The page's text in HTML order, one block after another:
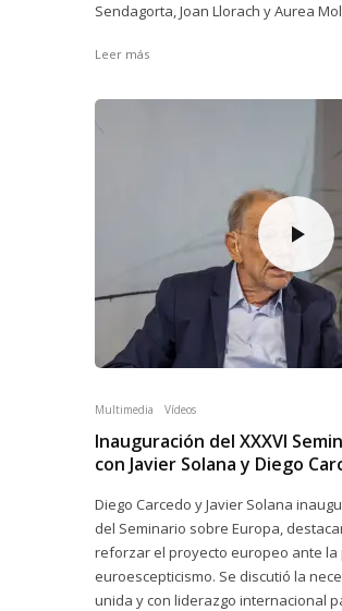
Sendagorta, Joan Llorach y Aurea
Leer más
Multimedia Vídeos
Inauguración del XXXVI
con Javier Solana y Diego
Diego Carcedo y Javier Solana
del Seminario sobre Europa,
reforzar el proyecto europeo ante la
euroescepticismo. Se discutió la
unida y con liderazgo internacional